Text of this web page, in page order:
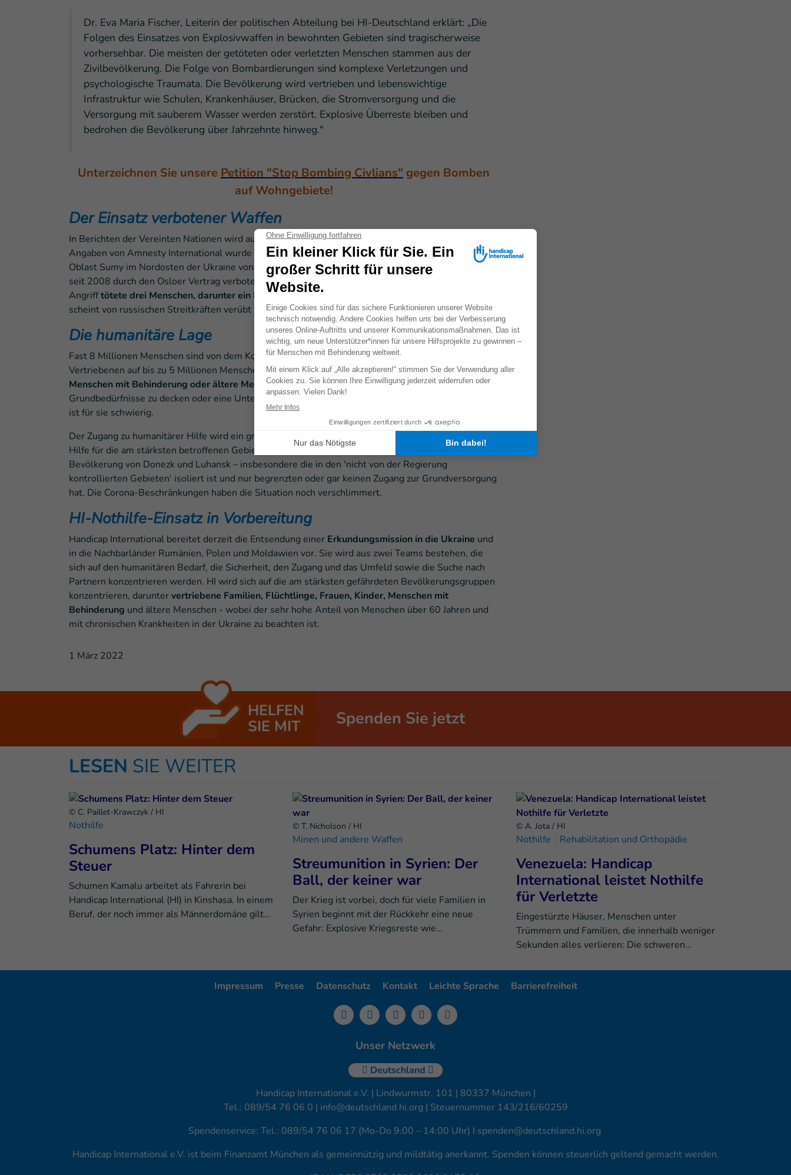
Dr. Eva Maria Fischer, Leiterin der politischen Abteilung bei HI-Deutschland erklärt: „Die
Folgen des Einsatzes von Explosivwaffen in bewohnten Gebieten sind tragischerweise
vorhersehbar. Die meisten der getöteten oder verletzten Menschen stammen aus der
Zivilbevölkerung. Die Folge von Bombardierungen sind komplexe Verletzungen und
psychologische Traumata. Die Bevölkerung wird vertrieben und lebenswichtige
Infrastruktur wie Schulen, Krankenhäuser, Brücken, die Stromversorgung und die
Versorgung mit sauberem Wasser werden zerstört. Explosive Überreste bleiben und
bedrohen die Bevölkerung über Jahrzehnte hinweg."
Unterzeichnen Sie unsere Petition "Stop Bombing Civlians" gegen Bomben
auf Wohngebiete!
Der Einsatz verbotener Waffen
In Berichten der Vereinten Nationen wird auch der Einsatz vonillegalen Waffen
Angaben von Amnesty International wurde am 25. Februar eine Vorschule in der Stadt Ochtyrka in
Oblast Sumy im Nordosten der Ukraine von
Streumunitiongetroffen. Dies sind grausame Waffen, die
seit 2008 durch den Osloer Vertrag verboten sind. Zivilist*innen waren in die Schule geflüchtet, der
Angrifftötete drei Menschen, darunter ein Kind . Ein weiteres Kind wurde verwundet. Der Angriff
scheint von russischen Streitkräften verübt worden zu sein, die in der Nähe operierten.
Die humanitäre Lage
Fast 8 Millionen Menschen sind von dem Konflikt betroffen. Die UNO schätzt, dass die Zahl der
Vertriebenen auf bis zu 5 Millionen Menschen ansteigen könnte. In einer solchen Notlage haben
Menschen mit Behinderung oder ältere Menschen oft große Schwierigkeiten, zu fliehen, ihre
Grundbedürfnisse zu decken oder eine Unterkunft zu finden. Auch der Zugang zu humanitärer Hilfe
ist für sie schwierig.
Der Zugang zu humanitärer Hilfe wird ein großes Problem darstellen: 2021 wurde die humanitäre
Hilfe für die am stärksten betroffenen Gebiete in der Donbas-Region blockiert, so dass die
Bevölkerung von Donezk und Luhansk – insbesondere die in den 'nicht von der Regierung
kontrollierten Gebieten‘ isoliert ist und nur begrenzten oder gar keinen Zugang zur Grundversorgung
hat. Die Corona-Beschränkungen haben die Situation noch verschlimmert.
HI-Nothilfe-Einsatz in Vorbereitung
Handicap International bereitet derzeit die Entsendung einer Erkundungsmission in die Ukraine und
in die Nachbarländer Rumänien, Polen und Moldawien vor. Sie wird aus zwei Teams bestehen, die
sich auf den humanitären Bedarf, die Sicherheit, den Zugang und das Umfeld sowie die Suche nach
Partnern konzentrieren werden. HI wird sich auf die am stärksten gefährdeten Bevölkerungsgruppen
konzentrieren, daruntervertriebene Familien, Flüchtlinge, Frauen, Kinder, Menschen mit
Behinderung und ältere Menschen - wobei der sehr hohe Anteil von Menschen über 60 Jahren und
mit chronischen Krankheiten in der Ukraine zu beachten ist.
1 März 2022
HELFEN
SIE MIT Spenden Sie jetzt
LESEN SIE WEITER
© C. Paillet-Krawczyk / HI
Nothilfe
Schumens Platz: Hinter dem
Steuer
Schumen Kamalu arbeitet als Fahrerin bei
Handicap International (HI) in Kinshasa. In einem
Beruf, der noch immer als Männerdomäne gilt…
© T. Nicholson / HI
Minen und andere Waffen
Streumunition in Syrien: Der
Ball, der keiner war
Der Krieg ist vorbei, doch für viele Familien in
Syrien beginnt mit der Rückkehr eine neue
Gefahr: Explosive Kriegsreste wie…
© A. Jota / HI
Nothilfe Rehabilitation und Orthopädie
Venezuela: Handicap
International leistet Nothilfe
für Verletzte
Eingestürzte Häuser, Menschen unter
Trümmern und Familien, die innerhalb weniger
Sekunden alles verlieren: Die schweren…
Impressum Presse Datenschutz Kontakt Leichte Sprache Barrierefreiheit
Unser Netzwerk
Deutschland
Handicap International e.V. | Lindwurmstr. 101 | 80337 München |
Tel.: 089/54 76 06 0 | info@deutschland.hi.org | Steuernummer 143/216/60259
Spendenservice: Tel.: 089/54 76 06 17 (Mo-Do 9:00 – 14:00 Uhr) I spenden@deutschland.hi.org
Handicap International e.V. ist beim Finanzamt München als gemeinnützig und mildtätig anerkannt. Spenden können steuerlich geltend gemacht werden.